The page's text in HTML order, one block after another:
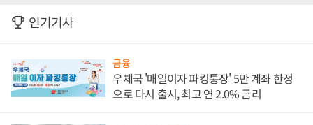
인기기사
금융
우체국 '매일이자 파킹통장' 5만 계좌 한정
으로 다시 출시, 최고 연 2.0% 금리